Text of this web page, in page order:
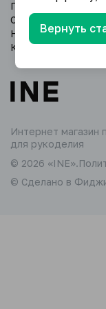
Интернет магазин
для рукоделия
© 2026 «INE».
© Сделано в
Производителям
О компании
Новости
Контакты
Вернуть